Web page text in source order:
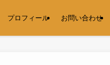
プロフィール お問い合わせ